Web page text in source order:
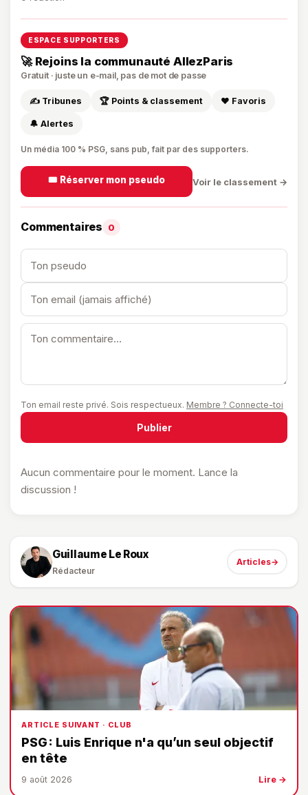
ESPACE SUPPORTERS
🚀 Rejoins la communauté AllezParis
Gratuit · juste un e-mail, pas de mot de passe
✍️ Tribunes 🏆 Points & classement ❤️ Favoris
🔔 Alertes
Un média 100 % PSG, sans pub, fait par des supporters.
🎟️ Réserver mon pseudo Voir le classement →
Commentaires 0
Ton email reste privé. Sois respectueux. Membre ? Connecte-toi
Publier
Aucun commentaire pour le moment. Lance la
discussion !
Guillaume Le Roux
Rédacteur
Articles→
ARTICLE SUIVANT · CLUB
PSG : Luis Enrique n'a qu’un seul objectif
en tête
9 août 2026 Lire →